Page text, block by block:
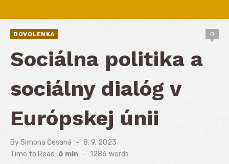
DOVOLENKA 0
Sociálna politika a
sociálny dialóg v
Európskej únii
BySimona Česaná
Posted
on
8. 9. 2023
Time to Read: 6 min - 1286 words